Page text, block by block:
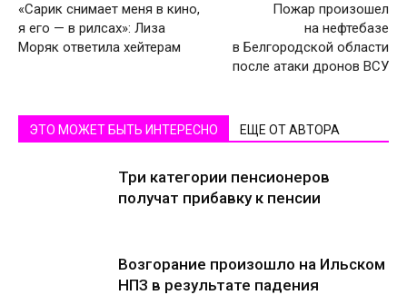
«Сарик снимает меня в кино,
я его — в рилсах»: Лиза
Моряк ответила хейтерам
Пожар произошел
на нефтебазе
в Белгородской области
после атаки дронов ВСУ
ЭТО МОЖЕТ БЫТЬ ИНТЕРЕСНО ЕЩЕ ОТ АВТОРА
Три категории пенсионеров
получат прибавку к пенсии
Возгорание произошло на Ильском
НПЗ в результате падения